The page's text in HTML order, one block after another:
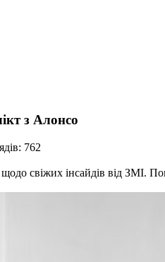
з Алонсо
762
свіжих інсайдів від ЗМІ.